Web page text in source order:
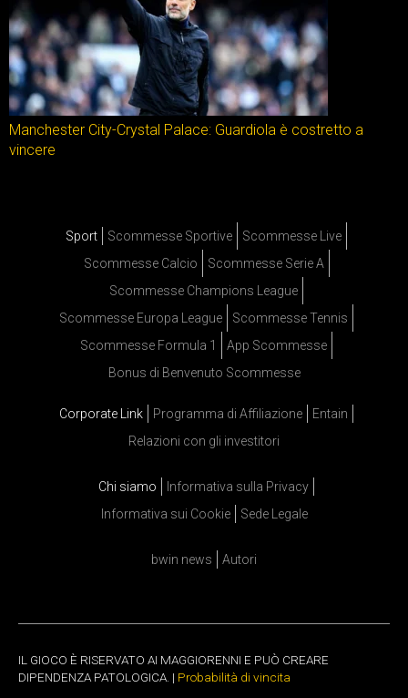
Manchester City-Crystal Palace: Guardiola è costretto a
vincere
Sport Scommesse Sportive
Scommesse Live
Scommesse Calcio
Scommesse Serie A
Scommesse Champions League
Scommesse Europa League
Scommesse Tennis
Scommesse Formula 1
App Scommesse
Bonus di Benvenuto Scommesse
Corporate Link Programma di Affiliazione
Entain
Relazioni con gli investitori
Chi siamo
Informativa sulla Privacy
Informativa sui Cookie
Sede Legale
bwin news Autori
IL GIOCO È RISERVATO AI MAGGIORENNI E PUÒ CREARE
DIPENDENZA PATOLOGICA. | Probabilità di vincita